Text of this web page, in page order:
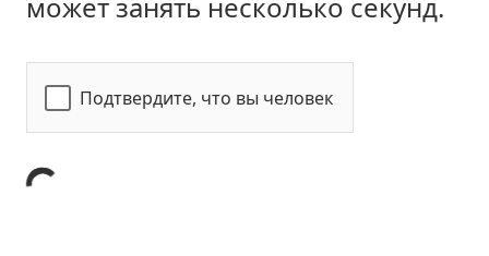
Подтвердите, что вы человек